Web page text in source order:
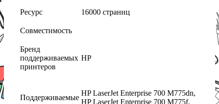
Ресурс 16000 страниц
Совместимость
Бренд
поддерживаемых
принтеров
HP
Поддерживаемые
HP LaserJet Enterprise 700 M775dn,
HP LaserJet Enterprise 700 M775f,